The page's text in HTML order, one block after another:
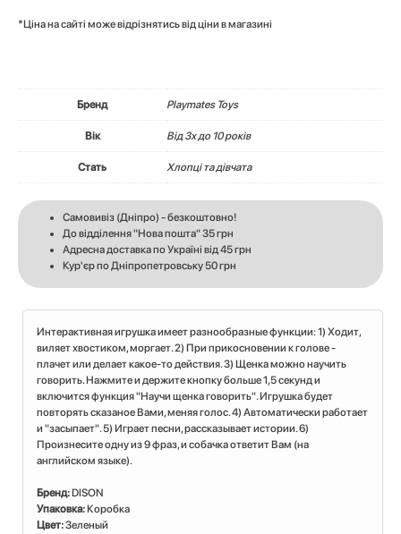
*Ціна на сайті може відрізнятись від ціни в магазині
Бренд Playmates Toys
Вік Вiд 3х до 10 років
Стать Хлопці та дівчата
Самовивіз (Дніпро) - безкоштовно!
До відділення "Нова пошта" 35 грн
Адресна доставка по Україні від 45 грн
Кур'єр по Дніпропетровську 50 грн
Интерактивная игрушка имеет разнообразные функции: 1) Ходит,
виляет хвостиком, моргает. 2) При прикосновении к голове -
плачет или делает какое-то действия. 3) Щенка можно научить
говорить. Нажмите и держите кнопку больше 1,5 секунд и
включится функция "Научи щенка говорить". Игрушка будет
повторять сказаное Вами, меняя голос. 4) Автоматически работает
и "засыпает". 5) Играет песни, рассказывает истории. 6)
Произнесите одну из 9 фраз, и собачка ответит Вам (на
английском языке).
Бренд:DISON
Упаковка: Коробка
Цвет:Зеленый